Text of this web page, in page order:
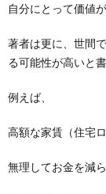
自分にとって価値
著者は更に、世間
る可能性が高いと
例えば、
高額な家賃（住宅
無理してお金を減